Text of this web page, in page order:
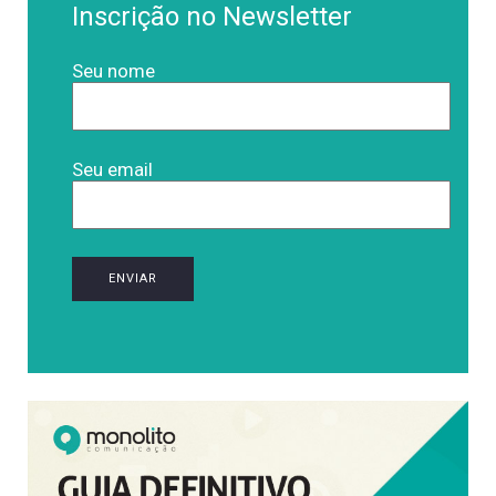
Inscrição no Newsletter
Seu nome
Seu email